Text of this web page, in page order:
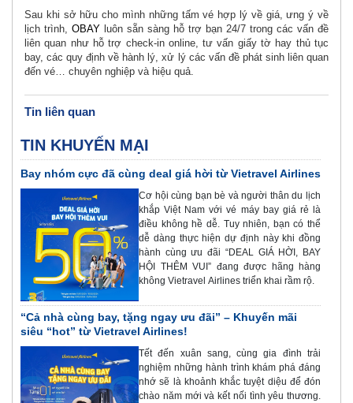
Sau khi sở hữu cho mình những tấm vé hợp lý về giá, ưng ý về
lịch trình, OBAY luôn sẵn sàng hỗ trợ bạn 24/7 trong các vấn đề
liên quan như hỗ trợ check-in online, tư vấn giấy tờ hay thủ tục
bay, các quy định về hành lý, xử lý các vấn đề phát sinh liên quan
đến vé… chuyên nghiệp và hiệu quả.
Tin liên quan
TIN KHUYẾN MẠI
Bay nhóm cực đã cùng deal giá hời từ Vietravel Airlines
Cơ hội cùng bạn bè và người thân du lịch
khắp Việt Nam với vé máy bay giá rẻ là
điều không hề dễ. Tuy nhiên, bạn có thể
dễ dàng thực hiện dự định này khi đồng
hành cùng ưu đãi “DEAL GIÁ HỜI, BAY
HỘI THÊM VUI” đang được hãng hàng
không Vietravel Airlines triển khai rầm rộ.
“Cả nhà cùng bay, tặng ngay ưu đãi” – Khuyến mãi
siêu “hot” từ Vietravel Airlines!
Tết đến xuân sang, cùng gia đình trải
nghiệm những hành trình khám phá đáng
nhớ sẽ là khoảnh khắc tuyệt diệu để đón
chào năm mới và kết nối tình yêu thương.